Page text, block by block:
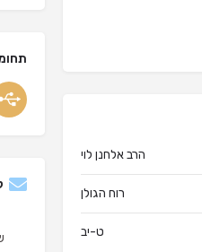
הרב אלחנן לוי
רוח הגולן
ט-יב